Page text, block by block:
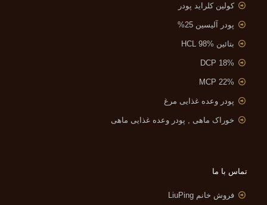
کولین کلراید پودر
پودر آلیسین 25%
بتائین HCL 98%
DCP 18%
MCP 22%
پودر وعده غذایی مرغ
خوراک ماهی , پودر وعده غذایی ماهی
تماس با ما
فروش خانم LiuPing